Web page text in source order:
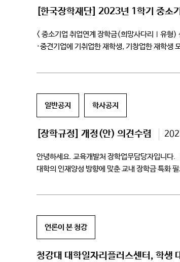
[한국장학재단] 2023년 1학기 중소
< 중소기업 취업연계 장학금(희망사다리Ⅰ유형)
·중견기업에 기취업한 재학생, 기창업한 재학
일반공지 학사공지
[장학규정] 개정(안) 의견수렴
안녕하세요. 교육개발처 장학업무담당자입니
대학의 인재양성 방향에 맞춘 교내 장학금 특화
언론이 본 청강
청강대 대학일자리플러스센터, 학생